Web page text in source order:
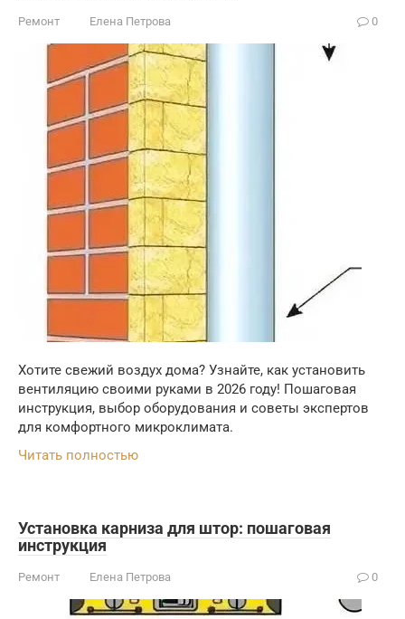
Ремонт Елена Петрова 0
Хотите свежий воздух дома? Узнайте, как установить
вентиляцию своими руками в 2026 году! Пошаговая
инструкция, выбор оборудования и советы экспертов
для комфортного микроклимата.
Читать полностью
Установка карниза для штор: пошаговая
инструкция
Ремонт Елена Петрова 0